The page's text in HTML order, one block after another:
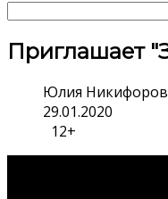
Приглашает
Юлия
29.01.2020
12+